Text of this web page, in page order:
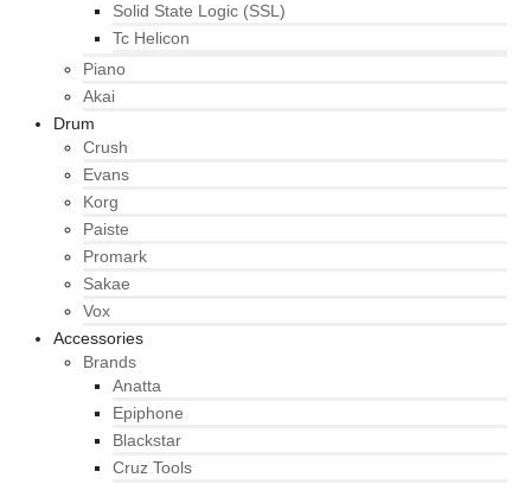
Solid State Logic (SSL)
Tc Helicon
Piano
Akai
Drum
Crush
Evans
Korg
Paiste
Promark
Sakae
Vox
Accessories
Brands
Anatta
Epiphone
Blackstar
Cruz Tools